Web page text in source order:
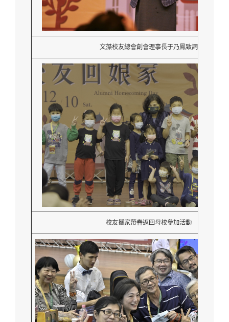
文藻校友總會創會理事長于乃鳳致詞
校友攜家帶眷返回母校參加活動